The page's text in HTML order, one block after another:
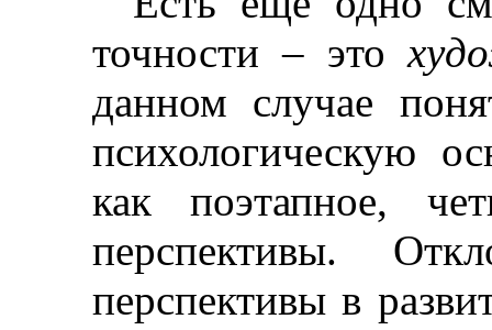
точности–это
данном случае
психологическую
как поэтапное,
перспективы.
перспективы в